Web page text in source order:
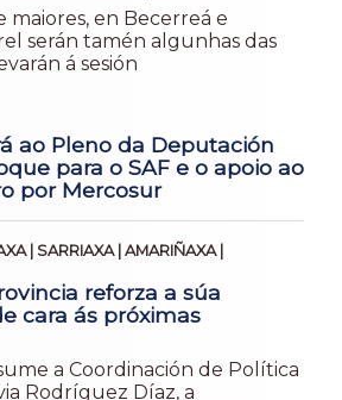
maiores, en Becerreá e
serán tamén algunhas das
á sesión
ao Pleno da Deputación
para o SAF e o apoio ao
por Mercosur
| SARRIAXA | AMARIÑAXA |
reforza a súa
cara ás próximas
a Coordinación de Política
Rodríguez Díaz, a